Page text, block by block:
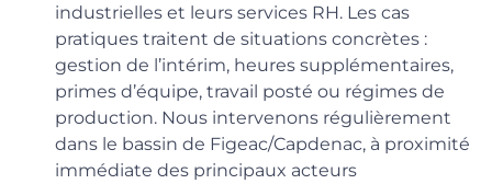
industrielles et leurs services RH. Les cas
pratiques traitent de situations concrètes :
gestion de l’intérim, heures supplémentaires,
primes d’équipe, travail posté ou régimes de
production. Nous intervenons régulièrement
dans le bassin de Figeac/Capdenac, à proximité
immédiate des principaux acteurs